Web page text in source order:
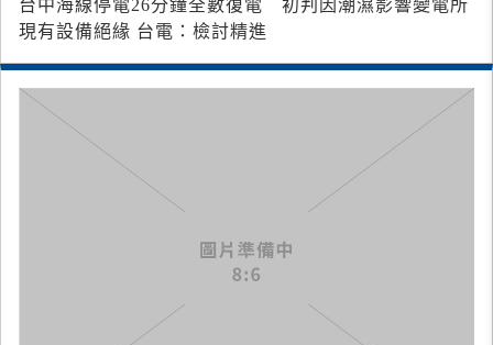
台中海線停電26分鐘全數復電 初判因潮濕影響變電所
現有設備絕緣 台電：檢討精進